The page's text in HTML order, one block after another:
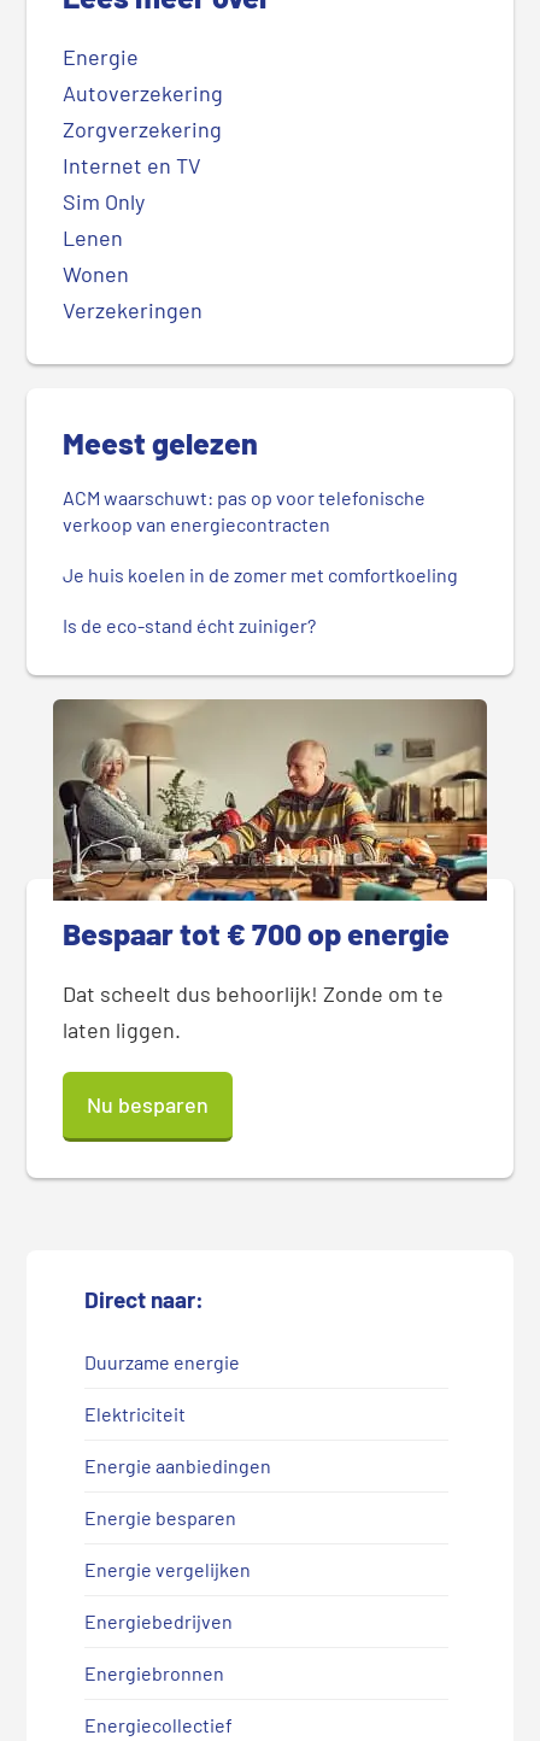
Energie
Autoverzekering
Zorgverzekering
Internet en TV
Sim Only
Lenen
Wonen
Verzekeringen
Meest gelezen
ACM waarschuwt: pas op voor telefonische
verkoop van energiecontracten
Je huis koelen in de zomer met comfortkoeling
Is de eco-stand écht zuiniger?
Bespaar tot € 700 op energie
Dat scheelt dus behoorlijk! Zonde om te
laten liggen.
Nu besparen
Direct naar:
Duurzame energie
Elektriciteit
Energie aanbiedingen
Energie besparen
Energie vergelijken
Energiebedrijven
Energiebronnen
Energiecollectief